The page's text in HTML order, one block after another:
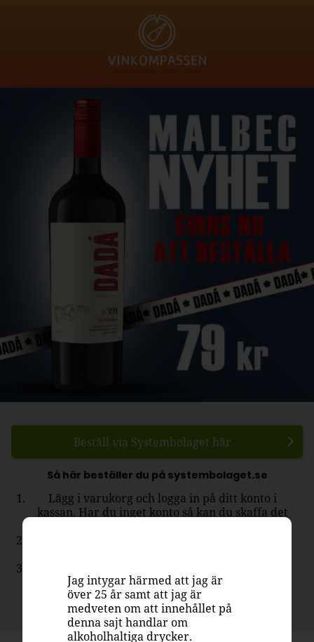
Beställ via Systembolaget här
Så här beställer du på systembolaget.se
Lägg i varukorg och logga in på ditt konto i
kassan. Har du inget konto så kan du skaffa det
din vara finns att hämta.
Jag intygar härmed att jag är
över 25 år samt att jag är
medveten om att innehållet på
denna sajt handlar om
alkoholhaltiga drycker.